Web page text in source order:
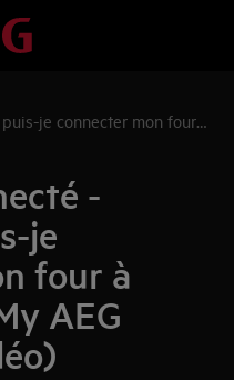
je connecter mon four
-
je
four à
AEG